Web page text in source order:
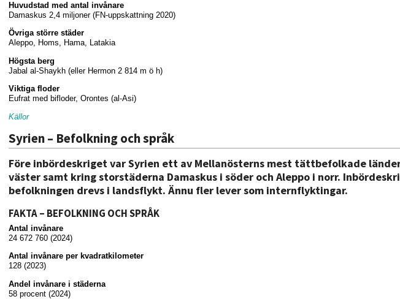
Huvudstad med antal invånare
Damaskus 2,4 miljoner (FN-uppskattning 2020)
Övriga större städer
Aleppo, Homs, Hama, Latakia
Högsta berg
Jabal al-Shaykh (eller Hermon 2 814 m ö h)
Viktiga floder
Eufrat med bifloder, Orontes (al-Asi)
Källor
Syrien – Befolkning och språk
Före inbördeskriget var Syrien ett av Mellanösterns mest tättbefolkade
väster samt kring storstäderna Damaskus i söder och Aleppo i norr.
befolkningen drevs i landsflykt. Ännu fler lever som internflyktingar.
FAKTA – BEFOLKNING OCH SPRÅK
Antal invånare
24 672 760 (2024)
Antal invånare per kvadratkilometer
128 (2023)
Andel invånare i städerna
58 procent (2024)